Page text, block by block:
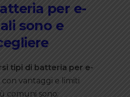
per e-
sono e
tipi di batteria per e-
vantaggi e limiti
comuni sono: